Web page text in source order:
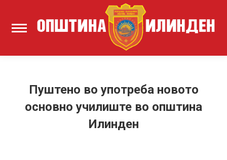
Пуштено во употреба новото
основно училиште во општина
Илинден